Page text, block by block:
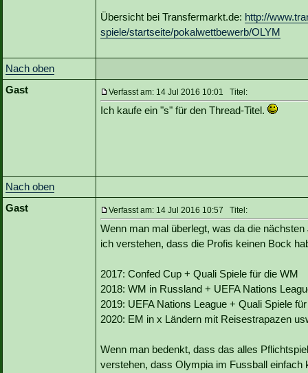
Übersicht bei Transfermarkt.de: http://
spiele/startseite/pokalwettbewerb/OLYM
Nach oben
Gast
Verfasst am: 14 Jul 2016 10:01 Titel:
Ich kaufe ein "s" für den Thread-Titel.
Nach oben
Gast
Verfasst am: 14 Jul 2016 10:57 Titel:
Wenn man mal überlegt, was da die
ich verstehen, dass die Profis keinen Bock
2017: Confed Cup + Quali Spiele für die WM
2018: WM in Russland + UEFA Nations
2019: UEFA Nations League + Quali Spiele
2020: EM in x Ländern mit Reisestrapazen
Wenn man bedenkt, dass das alles
verstehen, dass Olympia im Fussball einfach